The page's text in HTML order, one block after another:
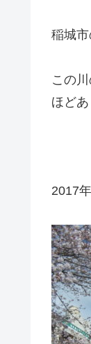
稲城
この
ほど
2017